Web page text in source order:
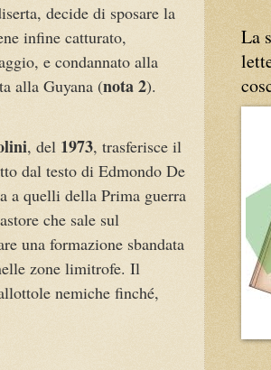
decide di sposare la
infine catturato,
e condannato alla
alla Guyana (nota 2).
, del 1973, trasferisce il
dal testo di Edmondo De
a quelli della Prima guerra
che sale sul
una formazione sbandata
zone limitrofe. Il
nemiche finché,
La